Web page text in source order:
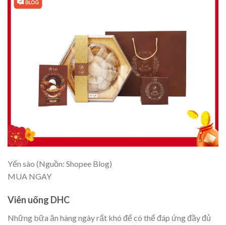
Yến sào (Nguồn: Shopee Blog)
MUA NGAY
Viên uống DHC
Những bữa ăn hàng ngày rất khó để có thể đáp ứng đầy đủ